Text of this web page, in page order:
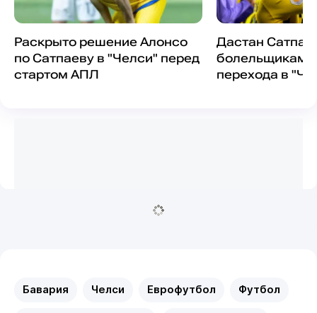
Раскрыто решение Алонсо
по Сатпаеву в "Челси" перед
стартом АПЛ
Дастан
болельщикам
перехода в
Бавария Челси Еврофутбол Футбол